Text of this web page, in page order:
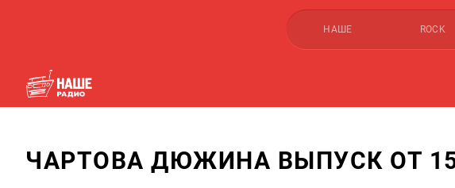
НАШЕ ROCK
ЧАРТОВА ДЮЖИНА ВЫПУСК ОТ